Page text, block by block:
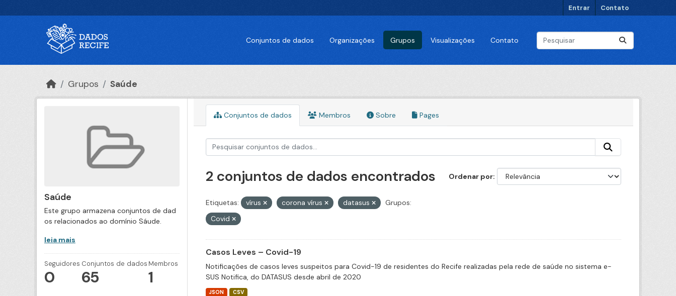
Entrar Contato
Conjuntos de dados Organizações Grupos Visualizações Contato
Grupos Saúde
Saúde
Este grupo armazena conjuntos de dad
os relacionados ao domínio Sáude.
leia mais
Seguidores
0
Conjuntos de dados
65
Membros
1
Conjuntos de dados Membros Sobre Pages
Ordenar por
2 conjuntos de dados encontrados
Etiquetas: vírus corona vírus datasus
Grupos:
Covid
Casos Leves – Covid-19
Notificações de casos leves suspeitos para Covid-19 de residentes do Recife realizadas pela rede de saúde no sistema e-
SUS Notifica, do DATASUS desde abril de 2020
JSON CSV